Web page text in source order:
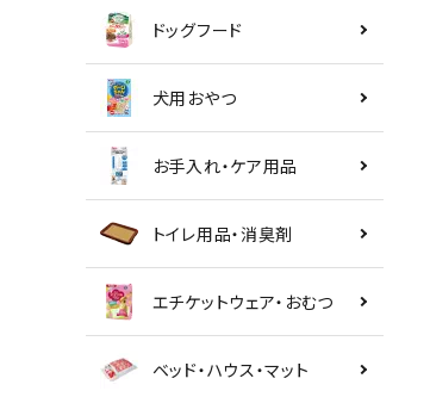
ドッグフード
犬用おやつ
お手入れ・ケア用品
トイレ用品・消臭剤
エチケットウェア・おむつ
ベッド・ハウス・マット